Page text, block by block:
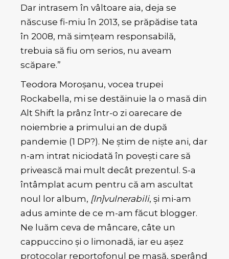
Dar intrasem în vâltoare aia, deja se
născuse fi-miu în 2013, se prăpădise tata
în 2008, mă simțeam responsabilă,
trebuia să fiu om serios, nu aveam
scăpare.”
Teodora Moroșanu, vocea trupei
Rockabella, mi se destăinuie la o masă din
Alt Shift la prânz într-o zi oarecare de
noiembrie a primului an de după
pandemie (1 DP?). Ne știm de niște ani, dar
n-am intrat niciodată în povești care să
privească mai mult decât prezentul. S-a
întâmplat acum pentru că am ascultat
noul lor album, [In]vulnerabili, și mi-am
adus aminte de ce m-am făcut blogger.
Ne luăm ceva de mâncare, câte un
cappuccino și o limonadă, iar eu așez
protocolar reportofonul pe masă, sperând